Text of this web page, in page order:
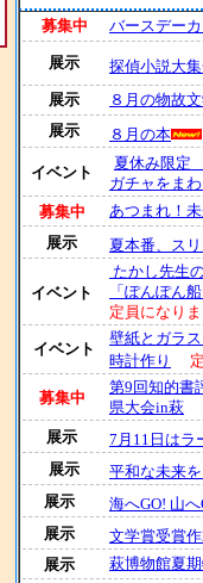
募集中 バースデー
展示
探偵小説大
展示
８月の物故
展示
８月の本
イベント
夏休み限定
ガチャをま
募集中
あつまれ！
展示
夏本番、ス
イベント
たかし先生
「ぽんぽん
定員になり
イベント
壁紙とガラ
時計作り
募集中
第9回知的書
県大会in萩
展示
7月11日はラ
展示
平和な未来
展示
海へGO! 山へ
展示
文学賞受賞
展示
萩博物館夏